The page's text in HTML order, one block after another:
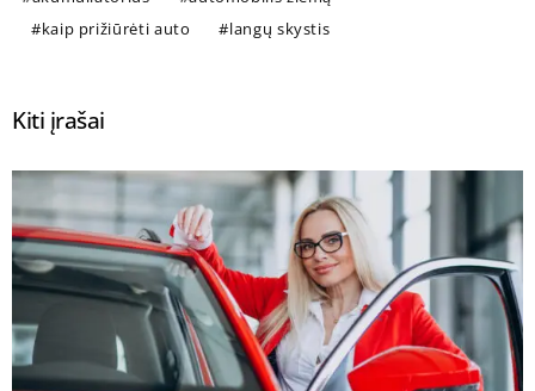
kaip prižiūrėti auto
langų skystis
Kiti įrašai